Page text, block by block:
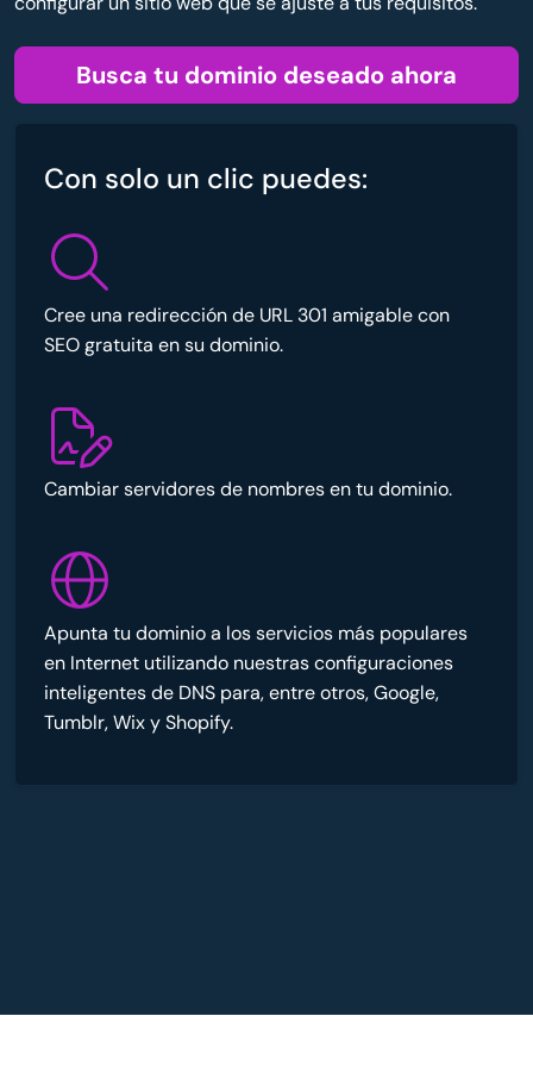
Busca tu dominio deseado ahora
Con solo un clic puedes:
Cree una redirección de URL 301 amigable con
SEO gratuita en su dominio.
Cambiar servidores de nombres en tu dominio.
Apunta tu dominio a los servicios más populares
en Internet utilizando nuestras configuraciones
inteligentes de DNS para, entre otros, Google,
Tumblr, Wix y Shopify.